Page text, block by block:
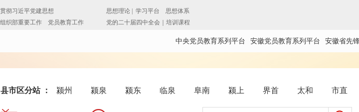
中央党员教育系列平台 安徽党员教育系列平台 安徽省先
县市区分站 ： 颍州 颍泉 颍东 临泉 阜南 颍上 界首 太和 市直